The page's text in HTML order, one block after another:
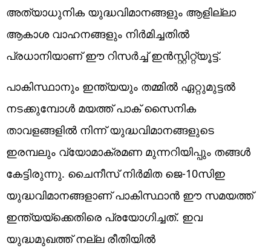
അത്യാധുനിക യുദ്ധവിമാനങ്ങളും ആളില്ലാ
ആകാശ വാഹനങ്ങളും നിര്‍മിച്ചതില്‍
പ്രധാനിയാണ് ഈ റിസര്‍ച്ച് ഇന്‍സ്റ്റിറ്റ്യൂട്ട്.
പാകിസ്ഥാനും ഇന്ത്യയും തമ്മില്‍ ഏറ്റുമുട്ടല്‍
നടക്കുമ്പോള്‍ മയത്ത് പാക് സൈനിക
താവളങ്ങളില്‍ നിന്ന് യുദ്ധവിമാനങ്ങളുടെ
ഇരമ്പലും വ്യോമാക്രമണ മുന്നറിയിപ്പും തങ്ങള്‍
കേട്ടിരുന്നു. ചൈനീസ് നിര്‍മിത ജെ-10സിഇ
യുദ്ധവിമാനങ്ങളാണ് പാകിസ്ഥാന്‍ ഈ സമയത്ത്
ഇന്ത്യയ്‌ക്കെതിരെ പ്രയോഗിച്ചത്. ഇവ
യുദ്ധമുഖത്ത് നല്ല രീതിയില്‍